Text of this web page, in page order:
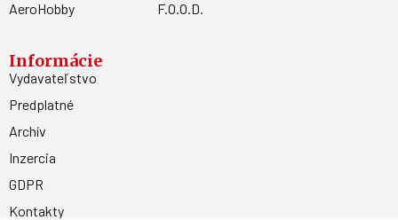
AeroHobby
F.O.O.D.
Informácie
Vydavateľstvo
Predplatné
Archív
Inzercia
GDPR
Kontakty